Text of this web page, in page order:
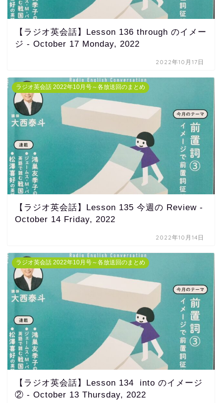
【ラジオ英会話】Lesson 136 through のイメー
ジ - October 17 Monday, 2022
2022年10月17日
ラジオ英会話 2022年10月号～各放送回のまとめ
【ラジオ英会話】Lesson 135 今週の Review -
October 14 Friday, 2022
2022年10月14日
ラジオ英会話 2022年10月号～各放送回のまとめ
【ラジオ英会話】Lesson 134 into のイメージ
② - October 13 Thursday, 2022